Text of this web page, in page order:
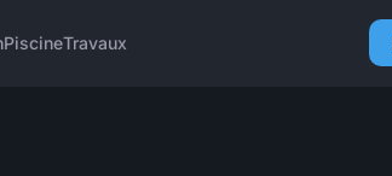
PiscineTravaux